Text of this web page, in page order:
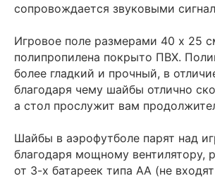
сопровождается звуковыми
Игровое поле размерами 40 х 25
полипропилена покрыто ПВХ.
более гладкий и прочный, в
благодаря чему шайбы отлично
а стол прослужит вам
Шайбы в аэрофутболе парят над
благодаря мощному вентилятору,
от 3-х батареек типа АА (не